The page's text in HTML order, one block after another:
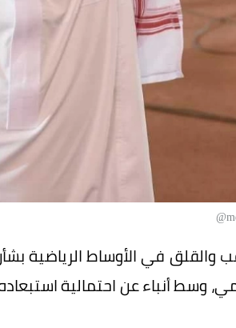
والقلق في الأوساط الرياضية
وسط أنباء عن احتمالية